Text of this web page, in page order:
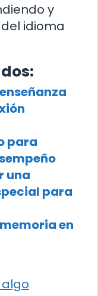
y
idioma
para
una
para
en